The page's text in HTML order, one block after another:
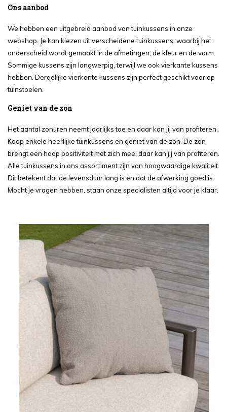
Ons aanbod
We hebben een uitgebreid aanbod van tuinkussens in onze
webshop. Je kan kiezen uit verscheidene tuinkussens, waarbij het
onderscheid wordt gemaakt in de afmetingen, de kleur en de vorm.
Sommige kussens zijn langwerpig, terwijl we ook vierkante kussens
hebben. Dergelijke vierkante kussens zijn perfect geschikt voor op
tuinstoelen.
Geniet van de zon
Het aantal zonuren neemt jaarlijks toe en daar kan jij van profiteren.
Koop enkele heerlijke tuinkussens en geniet van de zon. De zon
brengt een hoop positiviteit met zich mee; daar kan jij van profiteren.
Alle tuinkussens in ons assortiment zijn van hoogwaardige kwaliteit.
Dit betekent dat de levensduur lang is en dat de afwerking goed is.
Mocht je vragen hebben, staan onze specialisten altijd voor je klaar.